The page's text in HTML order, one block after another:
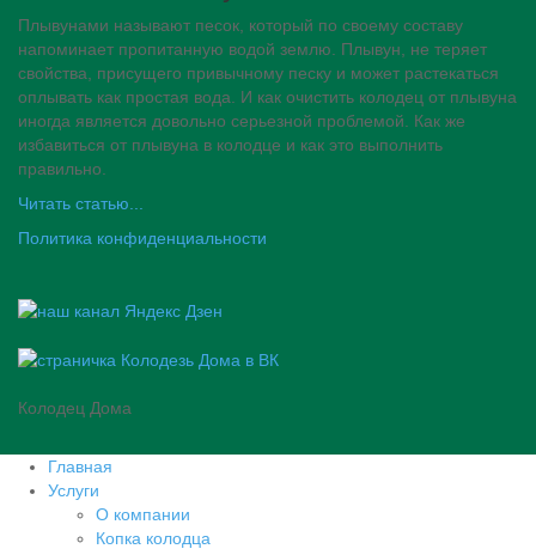
Плывунами называют песок, который по своему составу
напоминает пропитанную водой землю. Плывун, не теряет
свойства, присущего привычному песку и может растекаться
оплывать как простая вода. И как очистить колодец от плывуна
иногда является довольно серьезной проблемой. Как же
избавиться от плывуна в колодце и как это выполнить
правильно.
Читать статью...
Политика конфиденциальности
Колодец Дома
Главная
Услуги
О компании
Копка колодца